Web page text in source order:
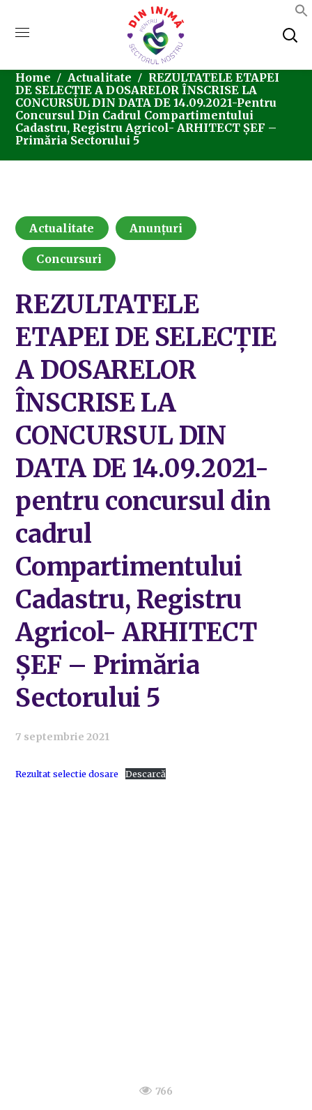
Home Actualitate
REZULTATELE ETAPEI
DE SELECȚIE A DOSARELOR ÎNSCRISE LA
CONCURSUL DIN DATA DE 14.09.2021-Pentru
Concursul Din Cadrul Compartimentului
Cadastru, Registru Agricol- ARHITECT ȘEF –
Primăria Sectorului 5
Actualitate Anunțuri
Concursuri
REZULTATELE
ETAPEI DE SELECȚIE
A DOSARELOR
ÎNSCRISE LA
CONCURSUL DIN
DATA DE 14.09.2021-
pentru concursul din
cadrul
Compartimentului
Cadastru, Registru
Agricol- ARHITECT
ȘEF – Primăria
Sectorului 5
7 septembrie 2021
Rezultat selectie dosare Descarcă
766